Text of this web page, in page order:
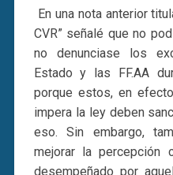
En una nota anterior
CVR” señalé que no
no denunciase los
Estado y las FF.AA
porque estos, en
impera la ley deben
eso. Sin embargo,
mejorar la percepción
desempeñado por